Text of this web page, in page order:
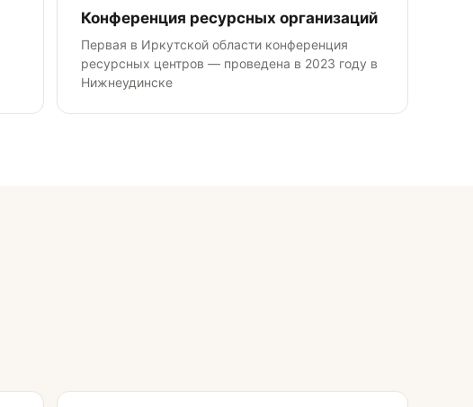
Конференция ресурсных организаций
Первая в Иркутской области конференция
ресурсных центров — проведена в 2023 году в
Нижнеудинске